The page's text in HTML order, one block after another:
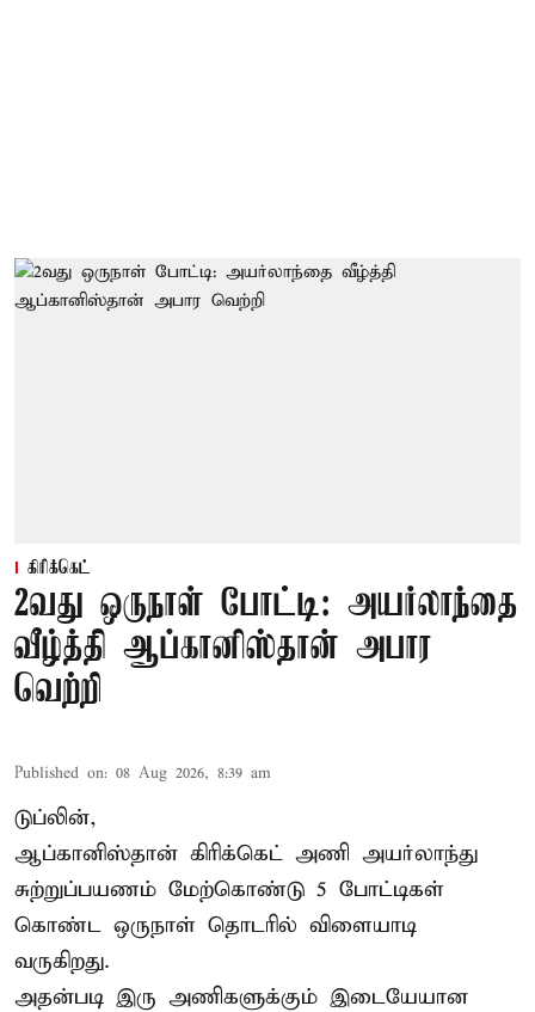
கிரிக்கெட்
2வது ஒருநாள் போட்டி: அயர்லாந்தை
வீழ்த்தி ஆப்கானிஸ்தான் அபார
வெற்றி
Published on: 08 Aug 2026, 8:39 am
டுப்லின்,
ஆப்கானிஸ்தான் கிரிக்கெட் அணி அயர்லாந்து
சுற்றுப்பயணம் மேற்கொண்டு 5 போட்டிகள்
கொண்ட ஒருநாள் தொடரில் விளையாடி
வருகிறது.
அதன்படி இரு அணிகளுக்கும் இடையேயான